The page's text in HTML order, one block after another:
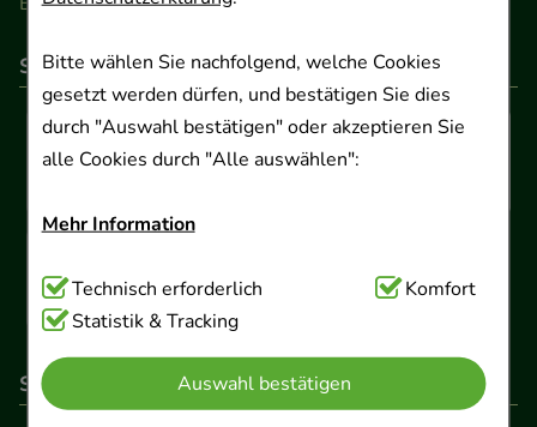
Bitte wählen Sie nachfolgend, welche Cookies
gesetzt werden dürfen, und bestätigen Sie dies
durch "Auswahl bestätigen" oder akzeptieren Sie
alle Cookies durch "Alle auswählen":
Mehr Information
Technisch Notwendig:Hierbei handelt es sich um
Cookies, die für die Grundfunktionen unserer
Website notwendig sind (z.B. Navigation,
Warenkorb, Kundenkonto), weshalb auf diese nicht
verzichtet werden kann.
Technisch erforderlich
Komfort
Statistik & Tracking
Auswahl bestätigen
So können Sie bezahlen
So erreichen Sie uns